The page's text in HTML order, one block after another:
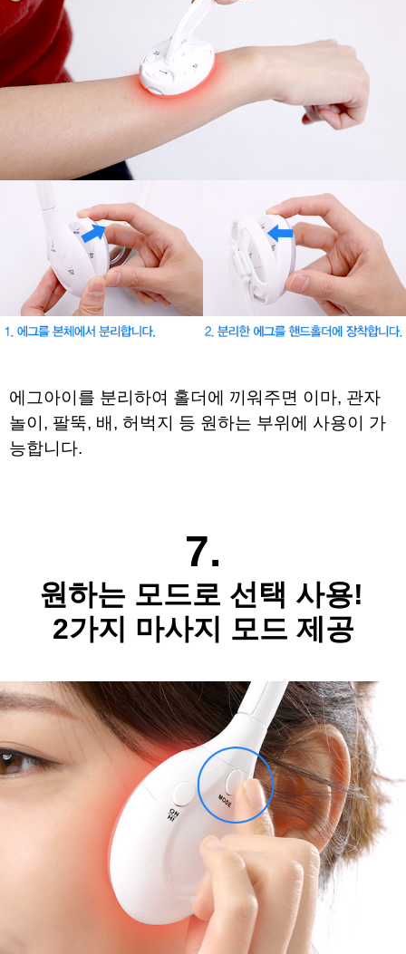
에그아이를 분리하여 홀더에 끼워주면 이마, 관자
놀이, 팔뚝, 배, 허벅지 등 원하는 부위에 사용이 가
능합니다.
7.
원하는 모드로 선택 사용!
2가지 마사지 모드 제공